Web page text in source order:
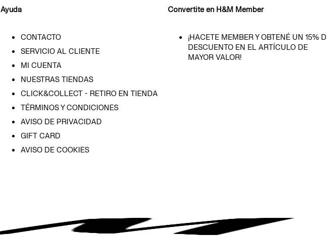
Ayuda
CONTACTO
SERVICIO AL CLIENTE
MI CUENTA
NUESTRAS TIENDAS
CLICK&COLLECT - RETIRO EN TIENDA
TÉRMINOS Y CONDICIONES
AVISO DE PRIVACIDAD
GIFT CARD
AVISO DE COOKIES
Convertite en H&M Member
¡HACETE MEMBER Y OBTENÉ UN 15%
DESCUENTO EN EL ARTÍCULO DE
MAYOR VALOR!